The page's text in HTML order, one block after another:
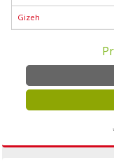
Gizeh